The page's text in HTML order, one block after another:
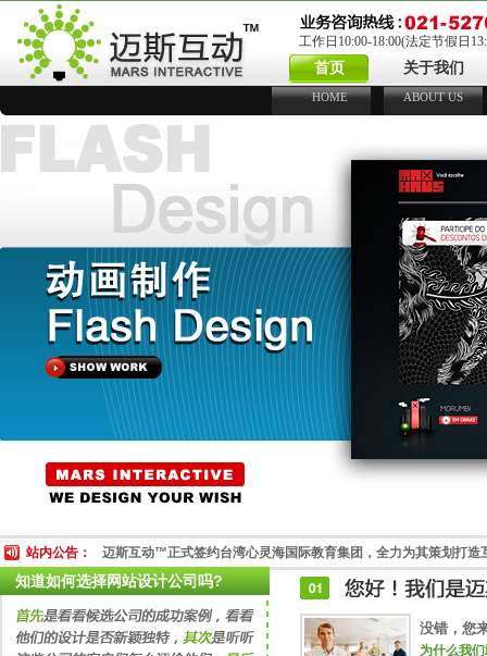
工作日10:00-18:00(法定节假日
首页 关于我们
HOME ABOUT US
站内公告： 迈斯互动™正式签约台湾心灵海国际教育集团，全力为其策划打造
知道如何选择网站设计公司吗?
没错，您
为什么我